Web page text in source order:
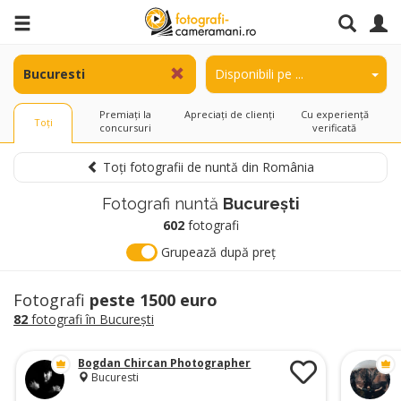
Toți
Premiați la
concursuri
Apreciați de clienți
Cu experiență
verificată
Toți fotografii de nuntă din România
Fotografi nuntă Bucureşti
602fotografi
Grupează după preț
Fotografi peste 1500 euro
82 fotografi în Bucureşti
Bogdan Chircan Photographer
Bucuresti